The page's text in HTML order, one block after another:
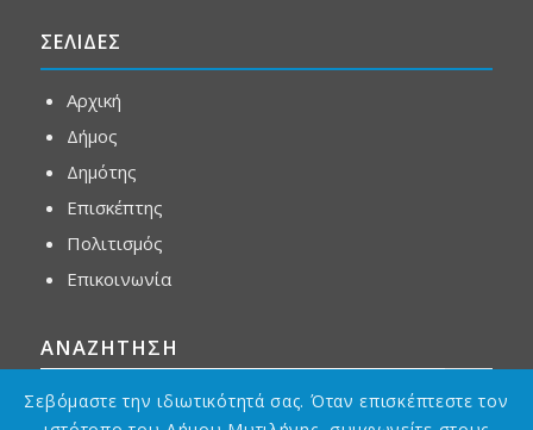
ΣΕΛΙΔΕΣ
Αρχική
Δήμος
Δημότης
Επισκέπτης
Πολιτισμός
Επικοινωνία
ΑΝΑΖΗΤΗΣΗ
Σεβόμαστε την ιδιωτικότητά σας. Όταν επισκέπτεστε τον